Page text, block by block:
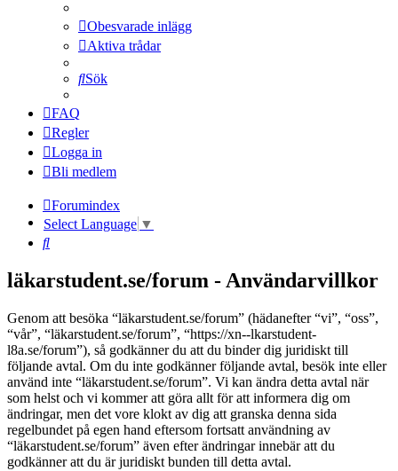
Obesvarade inlägg
Aktiva trådar
Sök
FAQ
Regler
Logga in
Bli medlem
Forumindex
Select Language ▼
Sök
läkarstudent.se/forum - Användarvillkor
Genom att besöka “läkarstudent.se/forum” (hädanefter “vi”, “oss”,
“vår”, “läkarstudent.se/forum”, “https://xn--lkarstudent-
l8a.se/forum”), så godkänner du att du binder dig juridiskt till
följande avtal. Om du inte godkänner följande avtal, besök inte eller
använd inte “läkarstudent.se/forum”. Vi kan ändra detta avtal när
som helst och vi kommer att göra allt för att informera dig om
ändringar, men det vore klokt av dig att granska denna sida
regelbundet på egen hand eftersom fortsatt användning av
“läkarstudent.se/forum” även efter ändringar innebär att du
godkänner att du är juridiskt bunden till detta avtal.